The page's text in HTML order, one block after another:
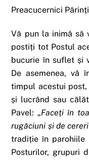
Preacucernici
Vă pun la inimă să
postiți tot Postul
bucurie în suflet și
De asemenea, vă
timpul acestui
și lucrând sau
Pavel: „Faceți în
rugăciuni și de
tradiție în parohiile
Posturilor, grupuri